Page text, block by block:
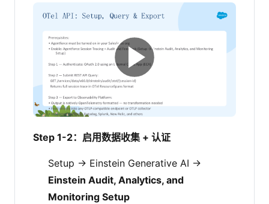
Step 1-2：启用数据收集 + 认证
Setup → Einstein Generative AI →
Einstein Audit, Analytics, and
Monitoring Setup